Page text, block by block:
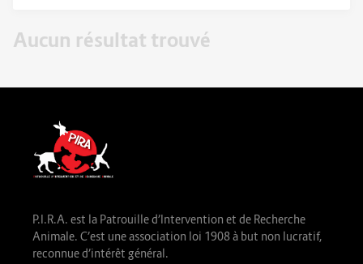
Aucun résultat trouvé
P.I.R.A. est la Patrouille d’Intervention et de Recherche
Animale. C’est une association loi 1908 à but non lucratif,
reconnue d’intérêt général.